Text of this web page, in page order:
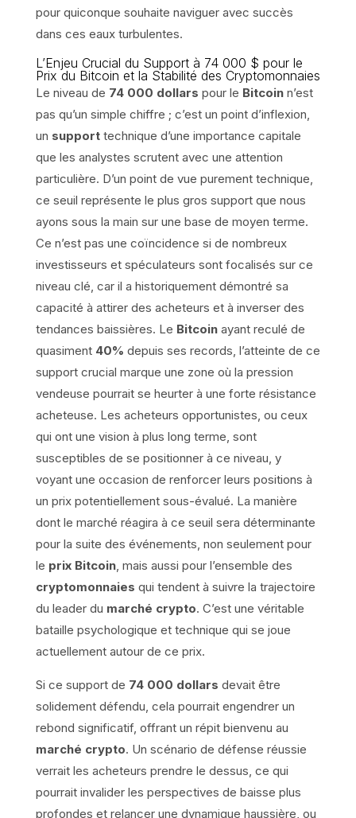
pour quiconque souhaite naviguer avec succès
dans ces eaux turbulentes.
L’Enjeu Crucial du Support à 74 000 $ pour le
Prix du Bitcoin et la Stabilité des Cryptomonnaies
Le niveau de 74 000 dollars pour le Bitcoinn’est
pas qu’un simple chiffre ; c’est un point d’inflexion,
un supporttechnique d’une importance capitale
que les analystes scrutent avec une attention
particulière. D’un point de vue purement technique,
ce seuil représente le plus gros support que nous
ayons sous la main sur une base de moyen terme.
Ce n’est pas une coïncidence si de nombreux
investisseurs et spéculateurs sont focalisés sur ce
niveau clé, car il a historiquement démontré sa
capacité à attirer des acheteurs et à inverser des
tendances baissières. Le Bitcoinayant reculé de
quasiment 40% depuis ses records, l’atteinte de ce
support crucial marque une zone où la pression
vendeuse pourrait se heurter à une forte résistance
acheteuse. Les acheteurs opportunistes, ou ceux
qui ont une vision à plus long terme, sont
susceptibles de se positionner à ce niveau, y
voyant une occasion de renforcer leurs positions à
un prix potentiellement sous-évalué. La manière
dont le marché réagira à ce seuil sera déterminante
pour la suite des événements, non seulement pour
le prix Bitcoin, mais aussi pour l’ensemble des
cryptomonnaies qui tendent à suivre la trajectoire
du leader du marché crypto. C’est une véritable
bataille psychologique et technique qui se joue
actuellement autour de ce prix.
Si ce support de 74 000 dollars devait être
solidement défendu, cela pourrait engendrer un
rebond significatif, offrant un répit bienvenu au
marché crypto. Un scénario de défense réussie
verrait les acheteurs prendre le dessus, ce qui
pourrait invalider les perspectives de baisse plus
profondes et relancer une dynamique haussière, ou